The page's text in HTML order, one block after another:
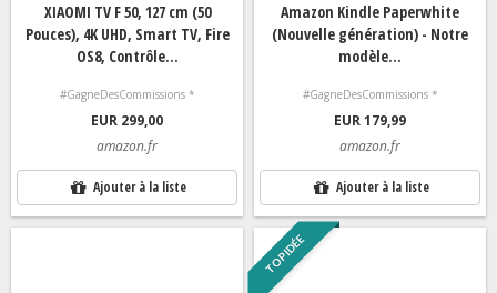
XIAOMI TV F 50, 127 cm (50
Pouces), 4K UHD, Smart TV, Fire
OS8, Contrôle...
#GagneDesCommissions *
EUR 299,00
amazon.fr
Ajouter à la liste
Amazon Kindle Paperwhite
(Nouvelle génération) - Notre
modèle...
#GagneDesCommissions *
EUR 179,99
amazon.fr
Ajouter à la liste
TOP IDÉE